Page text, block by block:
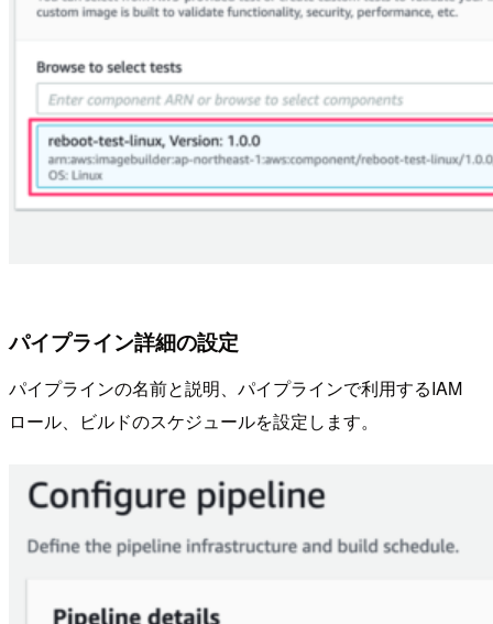
パイプライン詳細の設定
パイプラインの名前と説明、パイプラインで利用するIAM
ロール、ビルドのスケジュールを設定します。